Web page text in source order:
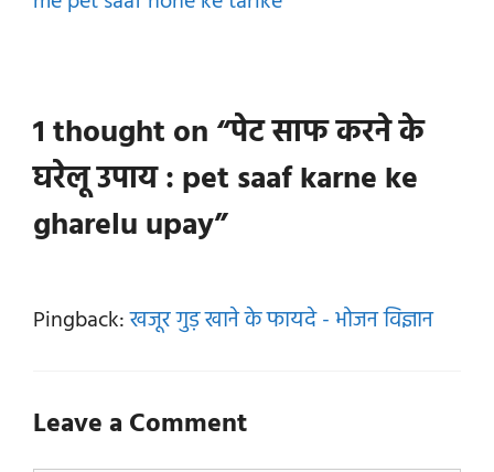
1 thought on “पेट साफ करने के
घरेलू उपाय : pet saaf karne ke
gharelu upay”
Pingback:खजूर गुड़ खाने के फायदे - भोजन विज्ञान
Leave a Comment